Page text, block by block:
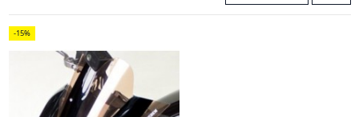
-15%